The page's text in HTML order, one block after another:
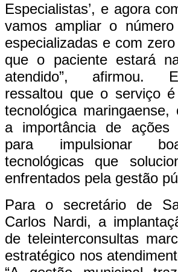
Especialistas’, e agora
vamos ampliar o
especializadas e com
que o paciente estará
atendido”, afirmou.
ressaltou que o serviço
tecnológica
a importância de ações
para impulsionar
tecnológicas que
enfrentados pela gestão
Para o secretário de
Carlos Nardi, a
de teleinterconsultas
estratégico nos